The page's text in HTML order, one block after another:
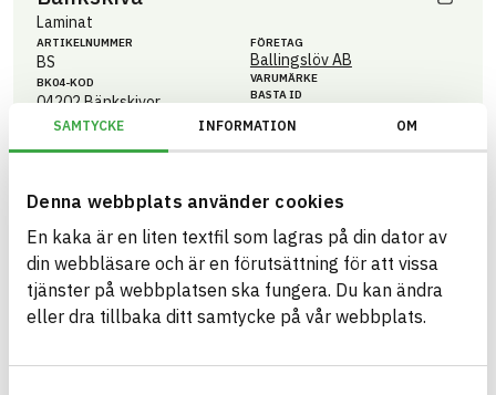
SAMTYCKE INFORMATION OM
Denna webbplats använder cookies
En kaka är en liten textfil som lagras på din dator av
din webbläsare och är en förutsättning för att vissa
tjänster på webbplatsen ska fungera. Du kan ändra
eller dra tillbaka ditt samtycke på vår webbplats.
Laminat
ARTIKEL­NUMMER
BS
BK04-KOD
04202Bänkskivor
FÖRETAG
Ballingslöv AB
VARUMÄRKE
BASTA ID
Information finns
CIRKULARITET Information ej lämnad
FÖRNYBARHET Information ej lämnad
Information ej lämnad
EMISSIONER OCH TESTER Information ej lämnad